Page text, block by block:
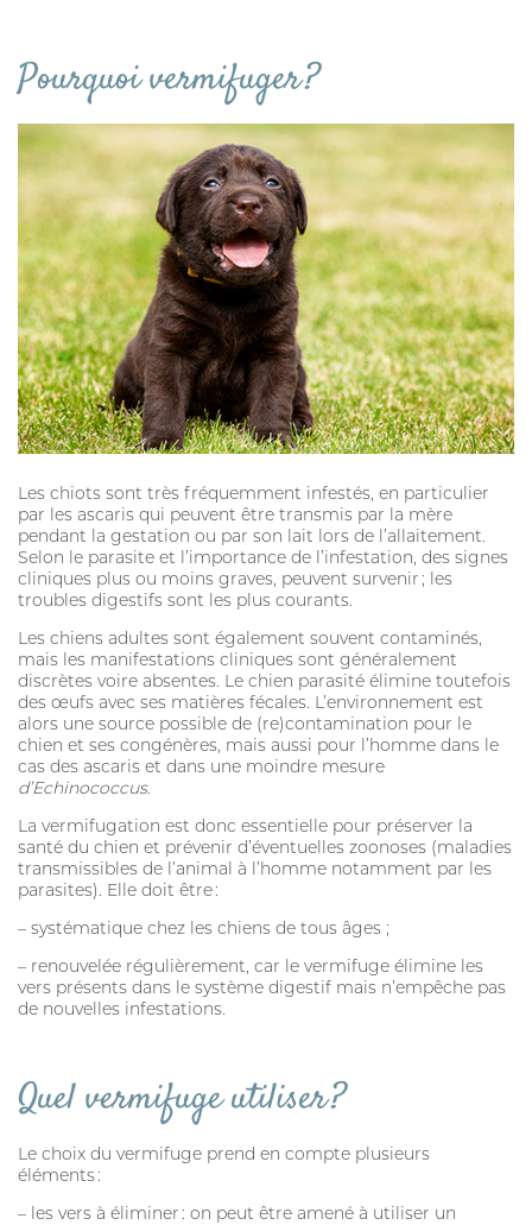
Pourquoi vermifuger ?
Les chiots sont très fréquemment infestés, en particulier
par les ascaris qui peuvent être transmis par la mère
pendant la gestation ou par son lait lors de l’allaitement.
Selon le parasite et l’importance de l’infestation, des signes
cliniques plus ou moins graves, peuvent survenir ; les
troubles digestifs sont les plus courants.
Les chiens adultes sont également souvent contaminés,
mais les manifestations cliniques sont généralement
discrètes voire absentes. Le chien parasité élimine toutefois
des œufs avec ses matières fécales. L’environnement est
alors une source possible de (re)contamination pour le
chien et ses congénères, mais aussi pour l’homme dans le
cas des ascaris et dans une moindre mesure
d’Echinococcus.
La vermifugation est donc essentielle pour préserver la
santé du chien et prévenir d’éventuelles zoonoses (maladies
transmissibles de l’animal à l’homme notamment par les
parasites). Elle doit être :
– systématique chez les chiens de tous âges ;
– renouvelée régulièrement, car le vermifuge élimine les
vers présents dans le système digestif mais n’empêche pas
de nouvelles infestations.
Quel vermifuge utiliser ?
Le choix du vermifuge prend en compte plusieurs
éléments :
– les vers à éliminer : on peut être amené à utiliser un